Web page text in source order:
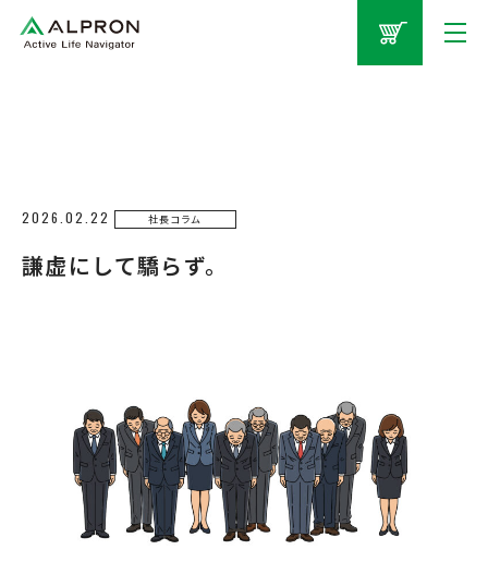
2026.02.22 社長コラム
謙虚にして驕らず。